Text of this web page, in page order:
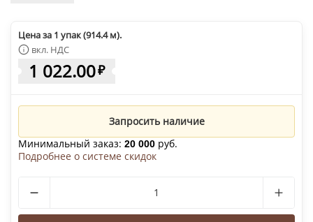
Цена за 1 упак (914.4 м).
вкл. НДС
1 022.00₽
Запросить наличие
Минимальный заказ: 20 000 руб.
Подробнее о системе скидок